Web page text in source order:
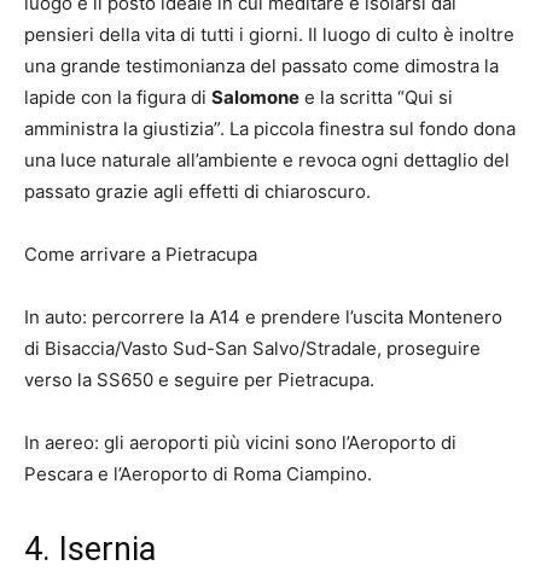
pensieri della vita di tutti i giorni. Il luogo di culto è inoltre
una grande testimonianza del passato come dimostra la
lapide con la figura di Salomone e la scritta “Qui si
amministra la giustizia”. La piccola finestra sul fondo dona
una luce naturale all’ambiente e revoca ogni dettaglio del
passato grazie agli effetti di chiaroscuro.
Come arrivare a Pietracupa
In auto: percorrere la A14 e prendere l’uscita Montenero
di Bisaccia/Vasto Sud-San Salvo/Stradale, proseguire
verso la SS650 e seguire per Pietracupa.
In aereo: gli aeroporti più vicini sono l’Aeroporto di
Pescara e l’Aeroporto di Roma Ciampino.
4. Isernia